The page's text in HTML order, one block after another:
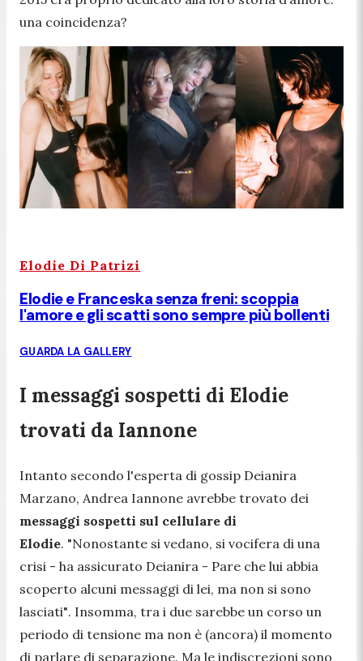
una coincidenza?
Elodie Di Patrizi
Elodie e Franceska senza freni: scoppia
l'amore e gli scatti sono sempre più bollenti
GUARDA LA GALLERY
I messaggi sospetti di Elodie
trovati da Iannone
Intanto secondo l'esperta di gossip Deianira
Marzano, Andrea Iannone avrebbe trovato dei
messaggi sospetti sul cellulare di
Elodie. "Nonostante si vedano, si vocifera di una
crisi - ha assicurato Deianira - Pare che lui abbia
scoperto alcuni messaggi di lei, ma non si sono
lasciati". Insomma, tra i due sarebbe un corso un
periodo di tensione ma non è (ancora) il momento
di parlare di separazione. Ma le indiscrezioni sono